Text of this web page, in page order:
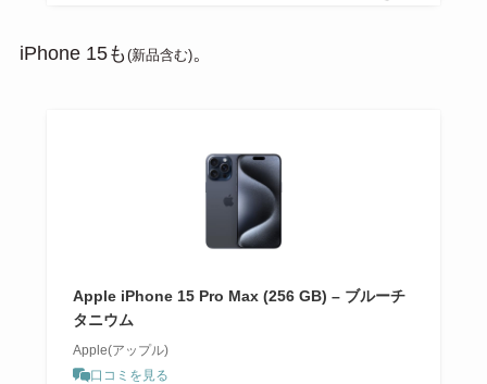
iPhone 15も (新品含む)。
Apple iPhone 15 Pro Max (256 GB) – ブルーチ
タニウム
Apple(アップル)
口コミを見る